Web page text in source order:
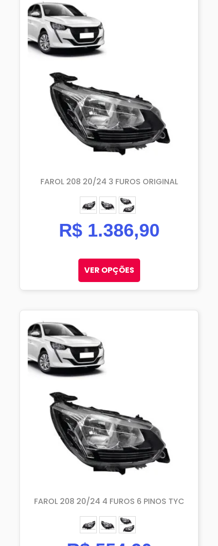
FAROL 208 20/24 3 FUROS ORIGINAL
ESQUERDO (MOTORISTA)
DIREITO (PASSAGEIRO)
PAR
R$1.386,90
VER OPÇÕES
FAROL 208 20/24 4 FUROS 6 PINOS TYC
ESQUERDO (MOTORISTA)
DIREITO (PASSAGEIRO)
PAR